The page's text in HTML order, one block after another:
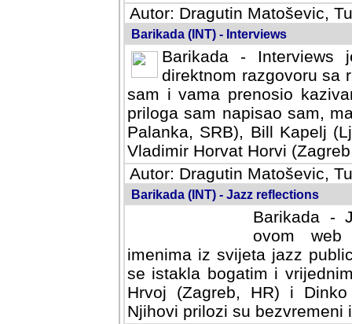
Autor: Dragutin Matoševic,
Barikada (INT) - Interviews
Barikada -
direktnom razgovoru sa
sam i vama prenosio
priloga sam napisao sam,
Palanka, SRB), Bill Kapelj
Vladimir Horvat Horvi
Autor: Dragutin Matoševic,
Barikada (INT) - Jazz reflections
Barikada -
ovom web
imenima iz svijeta jazz
se istakla bogatim i
Hrvoj (Zagreb, HR) i
Njihovi prilozi su bezvremeni